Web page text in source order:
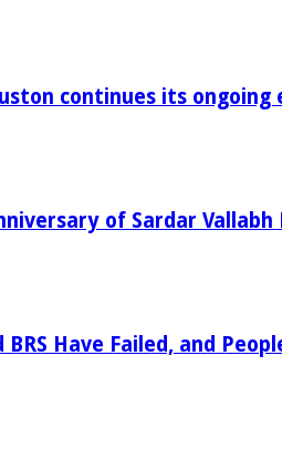
continues its
of Sardar
Have Failed, and